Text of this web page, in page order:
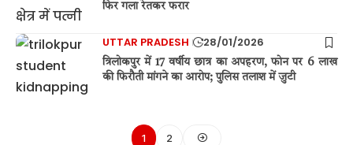
फिर गला रेतकर फरार
UTTAR PRADESH 28/01/2026
त्रिलोकपुर में 17 वर्षीय छात्र का अपहरण, फोन पर 6 लाख
की फिरौती मांगने का आरोप; पुलिस तलाश में जुटी
1 2